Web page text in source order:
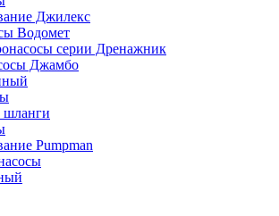
Джилекс
Водомет
серии Дренажник
Джамбо
Pumpman